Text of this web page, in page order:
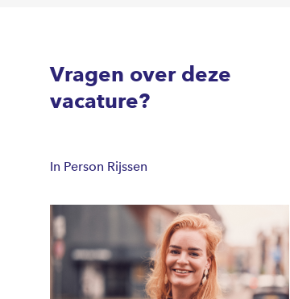
Vragen over deze
vacature?
In Person Rijssen